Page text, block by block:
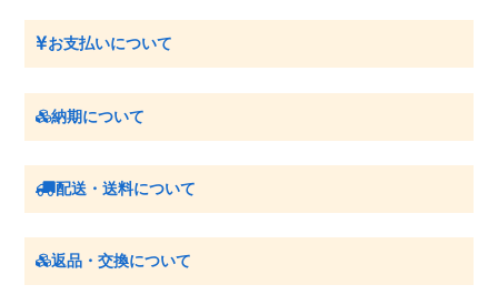
お支払いについて
納期について
配送・送料について
返品・交換について